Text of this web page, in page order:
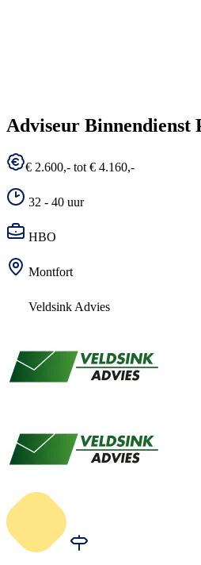
Adviseur Binnendienst
€ 2.600,- tot € 4.160,-
32 - 40 uur
HBO
Montfort
Veldsink Advies